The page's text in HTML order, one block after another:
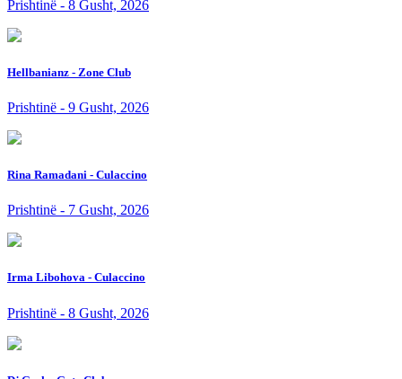
Prishtinë - 8 Gusht, 2026
Hellbanianz - Zone Club
Prishtinë - 9 Gusht, 2026
Rina Ramadani - Culaccino
Prishtinë - 7 Gusht, 2026
Irma Libohova - Culaccino
Prishtinë - 8 Gusht, 2026